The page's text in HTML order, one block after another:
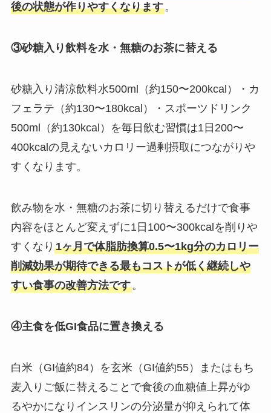
後の状態が作りやすくなります。
③砂糖入り飲料を水・無糖のお茶に替える
砂糖入り清涼飲料水500ml（約150〜200kcal）・カ
フェラテ（約130〜180kcal）・スポーツドリンク
500ml（約130kcal）を毎日飲む習慣は1日200〜
400kcalの見えないカロリー過剰摂取につながりや
すくなります。
飲み物を水・無糖のお茶に切り替えるだけで食事
内容をほとんど変えずに1日100〜300kcalを削りや
すくなり 1ヶ月で体脂肪換算0.5〜1kg分のカロリー
削減効果が期待できる最もコストが低く継続しや
すい食事の改善方法です。
④主食を低GI食品に置き換える
白米（GI値約84）を玄米（GI値約55）またはもち
麦入りご飯に替えることで食後の血糖値上昇がゆ
るやかになりインスリンの分泌量が抑えられて体